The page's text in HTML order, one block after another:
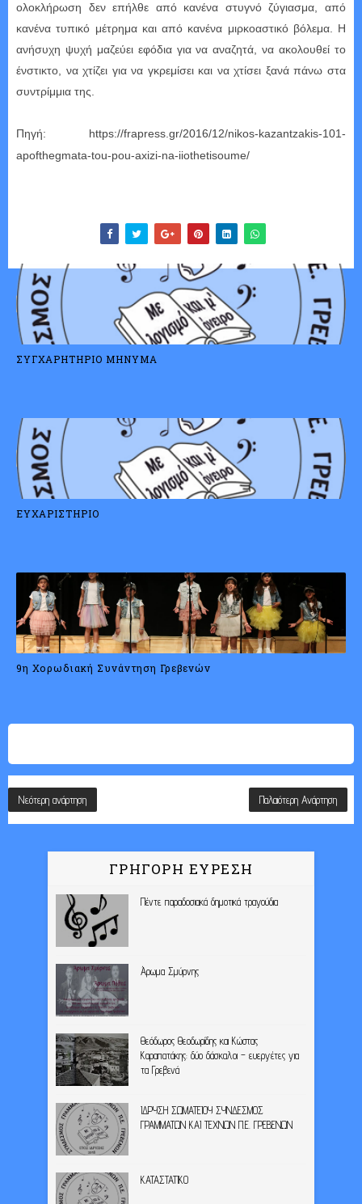
ολοκλήρωση δεν επήλθε από κανένα στυγνό ζύγιασμα, από
κανένα τυπικό μέτρημα και από κανένα μιρκοαστικό βόλεμα. Η
ανήσυχη ψυχή μαζεύει εφόδια για να αναζητά, να ακολουθεί το
ένστικτο, να χτίζει για να γκρεμίσει και να χτίσει ξανά πάνω στα
συντρίμμια της.
Πηγή: https://frapress.gr/2016/12/nikos-kazantzakis-101-
apofthegmata-tou-pou-axizi-na-iiothetisoume/
ΣΥΓΧΑΡΗΤΗΡΙΟ ΜΗΝΥΜΑ
ΕΥΧΑΡΙΣΤΗΡΙΟ
9η Χορωδιακή Συνάντηση Γρεβενών
Νεότερη ανάρτηση Παλαιότερη Ανάρτηση
ΓΡΗΓΟΡΗ ΕΥΡΕΣΗ
Πέντε παραδοσιακά δημοτικά τραγούδια
Άρωμα Σμύρνης
Θεόδωρος Θεοδωρίδης και Κώστας
Καραπατάκης: δύο δάσκαλοι – ευεργέτες για
τα Γρεβενά
ΙΔΡΥΣΗ ΣΩΜΑΤΕΙΟΥ ΣΥΝΔΕΣΜΟΣ
ΓΡΑΜΜΑΤΩΝ ΚΑΙ ΤΕΧΝΩΝ Π.Ε. ΓΡΕΒΕΝΩΝ
ΚΑΤΑΣΤΑΤΙΚΟ